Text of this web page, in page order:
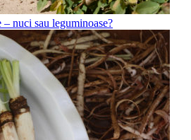
– nuci sau leguminoase?